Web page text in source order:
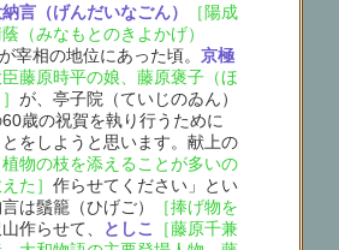
言（げんだいなごん）
［陽成
（みなもとのきよかげ）
が宰相の地位にあった頃。京極
臣藤原時平の娘、藤原褒子（ほ
が、亭子院（ていじのゐん）
歳の祝賀を執り行うために
とをしようと思います。献上の
植物の枝を添えることが多いの
た］作らせてください」とい
は鬚籠（ひげご）
［捧げ物を
作らせて、 としこ
［藤原千兼